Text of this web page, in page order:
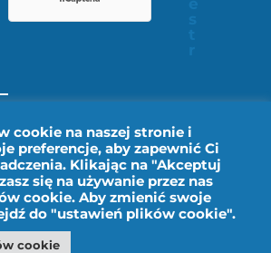
cookie na naszej stronie i
preferencje, aby zapewnić Ci
Klikając na "Akceptuj
się na używanie przez nas
cookie. Aby zmienić swoje
do "ustawień plików cookie".
cookie